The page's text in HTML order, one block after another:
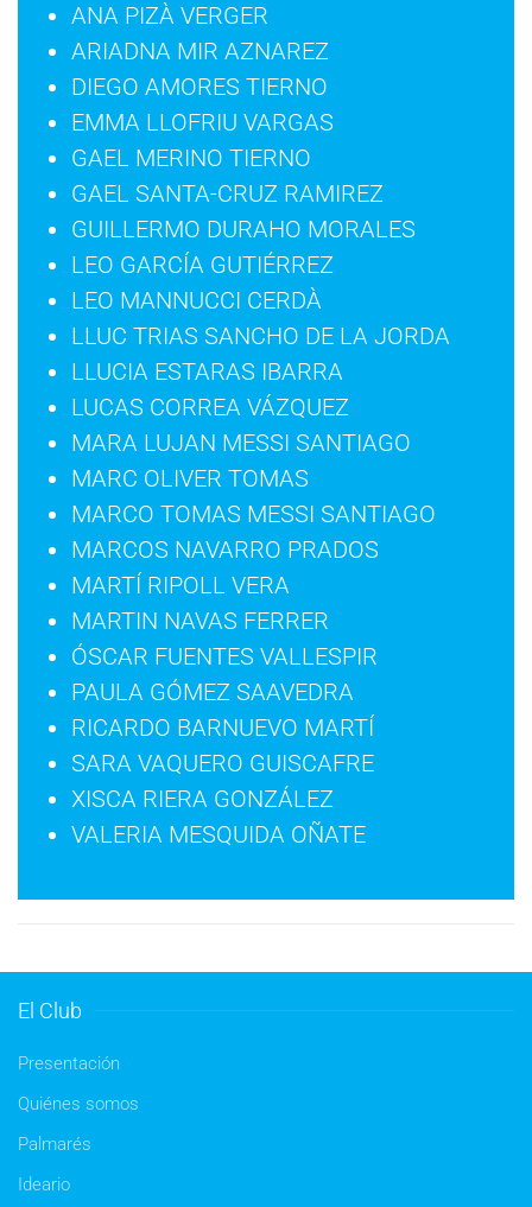
ANA PIZÀ VERGER
ARIADNA MIR AZNAREZ
DIEGO AMORES TIERNO
EMMA LLOFRIU VARGAS
GAEL MERINO TIERNO
GAEL SANTA-CRUZ RAMIREZ
GUILLERMO DURAHO MORALES
LEO GARCÍA GUTIÉRREZ
LEO MANNUCCI CERDÀ
LLUC TRIAS SANCHO DE LA JORDA
LLUCIA ESTARAS IBARRA
LUCAS CORREA VÁZQUEZ
MARA LUJAN MESSI SANTIAGO
MARC OLIVER TOMAS
MARCO TOMAS MESSI SANTIAGO
MARCOS NAVARRO PRADOS
MARTÍ RIPOLL VERA
MARTIN NAVAS FERRER
ÓSCAR FUENTES VALLESPIR
PAULA GÓMEZ SAAVEDRA
RICARDO BARNUEVO MARTÍ
SARA VAQUERO GUISCAFRE
XISCA RIERA GONZÁLEZ
VALERIA MESQUIDA OÑATE
El Club
Presentación
Quiénes somos
Palmarés
Ideario